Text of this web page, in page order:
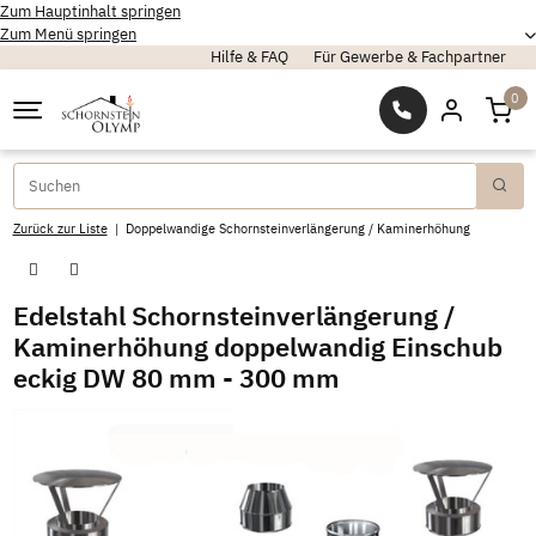
Zum Hauptinhalt springen
Zum Menü springen
Hilfe & FAQ
Für Gewerbe & Fachpartner
0
Zurück zur Liste Doppelwandige Schornsteinverlängerung / Kaminerhöhung
Edelstahl Schornsteinverlängerung /
Kaminerhöhung doppelwandig Einschub
eckig DW 80 mm - 300 mm